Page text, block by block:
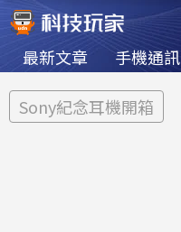
最新文章 手機通訊
Sony紀念耳機開箱